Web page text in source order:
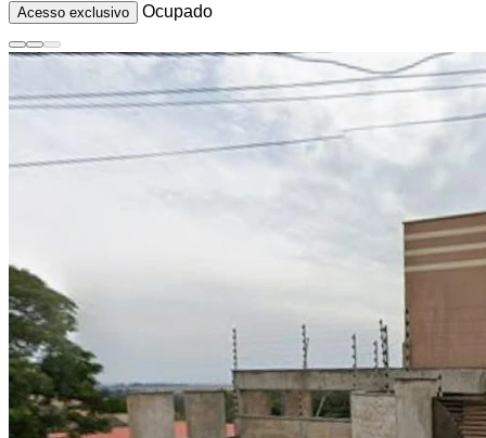
Acesso exclusivo Ocupado